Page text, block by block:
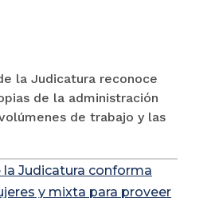
la Judicatura reconoce
de la administración
de trabajo y las
la Judicatura conforma
y mixta para proveer